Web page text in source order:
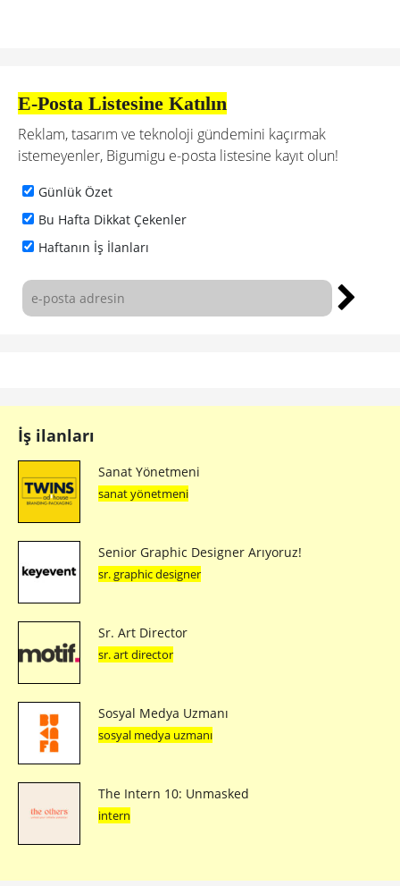
E-Posta Listesine Katılın
Reklam, tasarım ve teknoloji gündemini kaçırmak
istemeyenler, Bigumigu e-posta listesine kayıt olun!
Günlük Özet
Bu Hafta Dikkat Çekenler
Haftanın İş İlanları
İş ilanları
Sanat Yönetmeni
sanat yönetmeni
Senior Graphic Designer Arıyoruz!
sr. graphic designer
Sr. Art Director
sr. art director
Sosyal Medya Uzmanı
sosyal medya uzmanı
The Intern 10: Unmasked
intern